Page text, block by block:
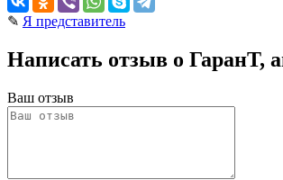
✎ Я представитель
Написать отзыв о ГаранТ,
Ваш отзыв